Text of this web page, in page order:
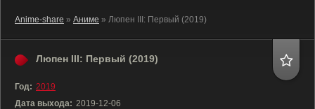
Anime-share » Аниме » Люпен III: Первый (2019)
Люпен III: Первый (2019)
Год: 2019
Дата выхода: 2019-12-06